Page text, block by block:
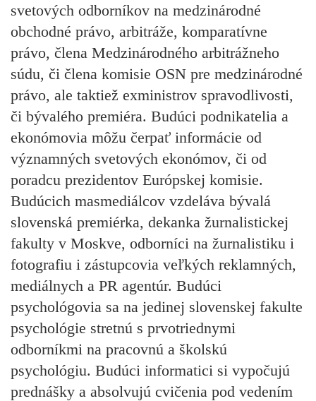
svetových odborníkov na medzinárodné
obchodné právo, arbitráže, komparatívne
právo, člena Medzinárodného arbitrážneho
súdu, či člena komisie OSN pre medzinárodné
právo, ale taktiež exministrov spravodlivosti,
či bývalého premiéra. Budúci podnikatelia a
ekonómovia môžu čerpať informácie od
významných svetových ekonómov, či od
poradcu prezidentov Európskej komisie.
Budúcich masmediálcov vzdeláva bývalá
slovenská premiérka, dekanka žurnalistickej
fakulty v Moskve, odborníci na žurnalistiku i
fotografiu i zástupcovia veľkých reklamných,
mediálnych a PR agentúr. Budúci
psychológovia sa na jedinej slovenskej fakulte
psychológie stretnú s prvotriednymi
odborníkmi na pracovnú a školskú
psychológiu. Budúci informatici si vypočujú
prednášky a absolvujú cvičenia pod vedením